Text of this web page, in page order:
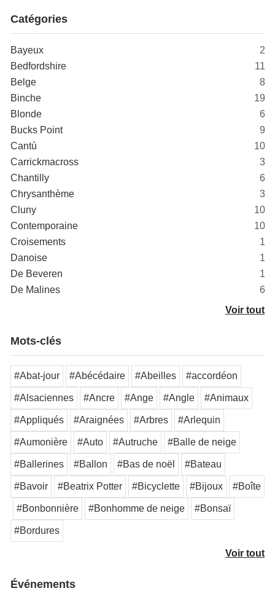
Catégories
Bayeux
2
Bedfordshire
11
Belge
8
Binche
19
Blonde
6
Bucks Point
9
Cantù
10
Carrickmacross
3
Chantilly
6
Chrysanthème
3
Cluny
10
Contemporaine
10
Croisements
1
Danoise
1
De Beveren
1
De Malines
6
Voir tout
Mots-clés
#Abat-jour #Abécédaire #Abeilles #accordéon
#Alsaciennes #Ancre #Ange #Angle #Animaux
#Appliqués #Araignées #Arbres #Arlequin
#Aumonière #Auto #Autruche #Balle de neige
#Ballerines #Ballon #Bas de noël #Bateau
#Bavoir #Beatrix Potter #Bicyclette #Bijoux #Boîte
#Bonbonnière #Bonhomme de neige #Bonsaï
#Bordures
Voir tout
Événements